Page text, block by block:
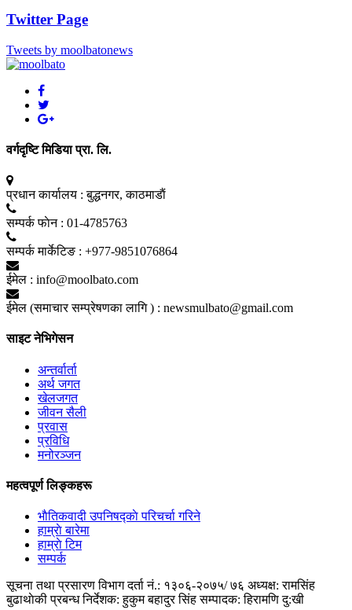
Twitter Page
Tweets by moolbatonews
वर्गदृष्टि मिडिया प्रा. लि.
प्रधान कार्यालय : बुद्धनगर, काठमाडाैं
सम्पर्क फाेन : 01-4785763
सम्पर्क मार्केटिङ : +977-9851076864
ईमेल : info@moolbato.com
ईमेल (समाचार सम्प्रेषणका लागि ) : newsmulbato@gmail.com
साइट नेभिगेसन
अन्तर्वार्ता
अर्थ जगत
खेलजगत
जीवन सैली
प्रवास
प्रविधि
मनोरञ्जन
महत्वपूर्ण लिङ्कहरू
भाैतिकवादी उपनिषद्काे परिचर्चा गरिने
हाम्राे बारेमा
हाम्राे टिम
सम्पर्क
सूचना तथा प्रसारण विभाग दर्ता नं.: १३०६-२०७५/ ७६ अध्यक्ष: रामसिंह
बुढाथाेकी प्रबन्ध निर्देशक: हुकुम बहादुर सिंह सम्पादक: हिरामणि दु:खी